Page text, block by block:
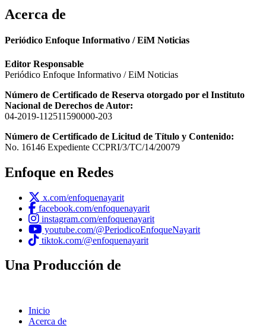
Acerca de
Periódico Enfoque Informativo / EiM Noticias
Editor Responsable
Periódico Enfoque Informativo / EiM Noticias
Número de Certificado de Reserva otorgado por el Instituto
Nacional de Derechos de Autor:
04-2019-112511590000-203
Número de Certificado de Licitud de Título y Contenido:
No. 16146 Expediente CCPRI/3/TC/14/20079
Enfoque en Redes
x.com/enfoquenayarit
facebook.com/enfoquenayarit
instagram.com/enfoquenayarit
youtube.com/@PeriodicoEnfoqueNayarit
tiktok.com/@enfoquenayarit
Una Producción de
Inicio
Acerca de